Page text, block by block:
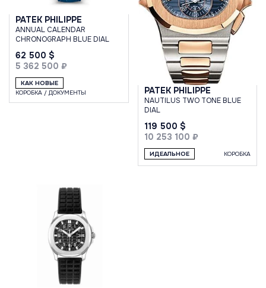
PATEK PHILIPPE
ANNUAL CALENDAR
CHRONOGRAPH BLUE DIAL
62 500 $
5 362 500 ₽
КАК НОВЫЕ
КОРОБКА / ДОКУМЕНТЫ
PATEK PHILIPPE
NAUTILUS TWO TONE BLUE
DIAL
119 500 $
10 253 100 ₽
ИДЕАЛЬНОЕ КОРОБКА